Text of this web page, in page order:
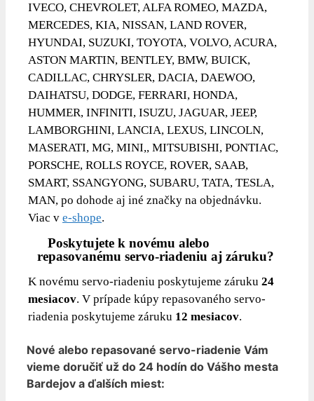
IVECO, CHEVROLET, ALFA ROMEO, MAZDA,
MERCEDES, KIA, NISSAN, LAND ROVER,
HYUNDAI, SUZUKI, TOYOTA, VOLVO, ACURA,
ASTON MARTIN, BENTLEY, BMW, BUICK,
CADILLAC, CHRYSLER, DACIA, DAEWOO,
DAIHATSU, DODGE, FERRARI, HONDA,
HUMMER, INFINITI, ISUZU, JAGUAR, JEEP,
LAMBORGHINI, LANCIA, LEXUS, LINCOLN,
MASERATI, MG, MINI,, MITSUBISHI, PONTIAC,
PORSCHE, ROLLS ROYCE, ROVER, SAAB,
SMART, SSANGYONG, SUBARU, TATA, TESLA,
MAN, po dohode aj iné značky na objednávku.
Viac v e-shope.
Poskytujete k novému alebo
repasovanému servo-riadeniu aj záruku?
K novému servo-riadeniu poskytujeme záruku 24
mesiacov. V prípade kúpy repasovaného servo-
riadenia poskytujeme záruku 12 mesiacov.
Nové alebo repasované servo-riadenie Vám
vieme doručiť už do 24 hodín do Vášho mesta
Bardejov a ďalších miest: